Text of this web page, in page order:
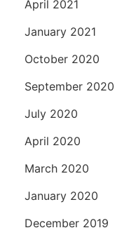
April 2021
January 2021
October 2020
September 2020
July 2020
April 2020
March 2020
January 2020
December 2019